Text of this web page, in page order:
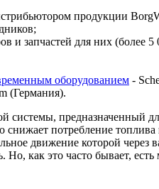
продукции
и запчастей для них (более 5
оборудованием -
(Германия).
системы, предназначенный
снижает потребление
движение которой через
как это часто бывает,